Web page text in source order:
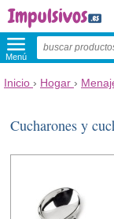
Menú
Inicio › Hogar ›
Cucharones y